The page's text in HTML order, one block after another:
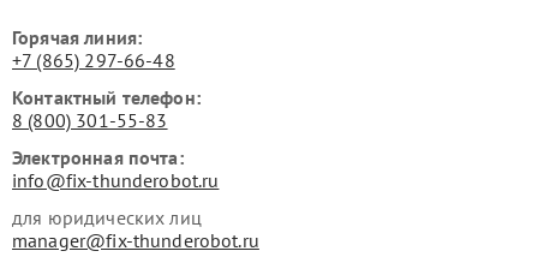
Горячая линия:
+7 (865) 297-66-48
Контактный телефон:
8 (800) 301-55-83
Электронная почта:
info@fix-thunderobot.ru
для юридических лиц
manager@fix-thunderobot.ru